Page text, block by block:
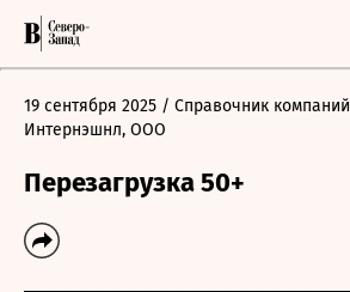
19 сентября 2025 / Справочник компаний
Интернэшнл, ООО
Перезагрузка 50+